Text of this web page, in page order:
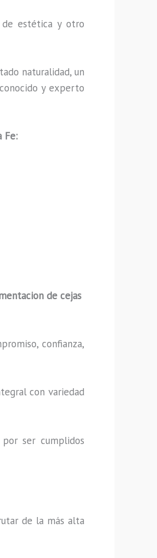
estética y otro
naturalidad, un
y experto
Fe:
de cejas
confianza,
con variedad
ser cumplidos
de la más alta